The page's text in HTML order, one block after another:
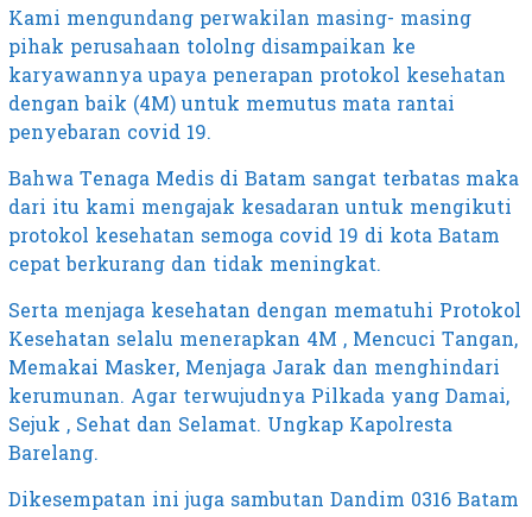
Kami mengundang perwakilan masing- masing
pihak perusahaan tololng disampaikan ke
karyawannya upaya penerapan protokol kesehatan
dengan baik (4M) untuk memutus mata rantai
penyebaran covid 19.
Bahwa Tenaga Medis di Batam sangat terbatas maka
dari itu kami mengajak kesadaran untuk mengikuti
protokol kesehatan semoga covid 19 di kota Batam
cepat berkurang dan tidak meningkat.
Serta menjaga kesehatan dengan mematuhi Protokol
Kesehatan selalu menerapkan 4M , Mencuci Tangan,
Memakai Masker, Menjaga Jarak dan menghindari
kerumunan. Agar terwujudnya Pilkada yang Damai,
Sejuk , Sehat dan Selamat. Ungkap Kapolresta
Barelang.
Dikesempatan ini juga sambutan Dandim 0316 Batam